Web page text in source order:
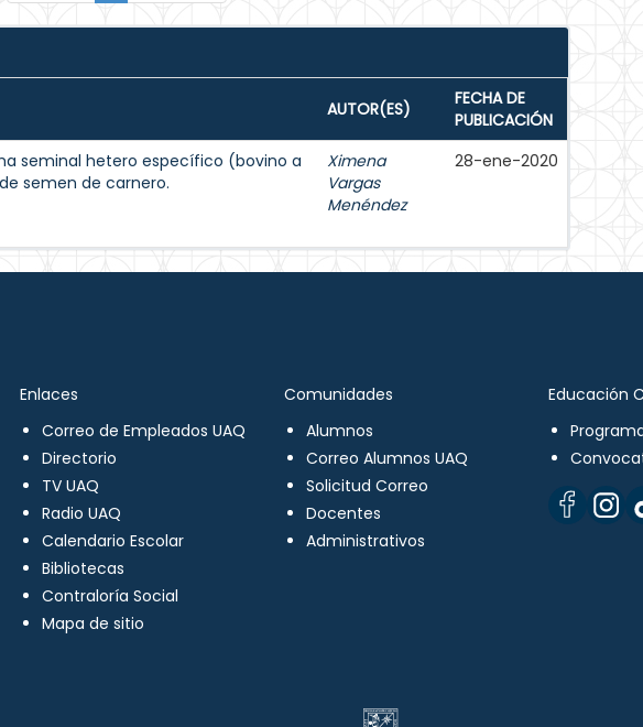
AUTOR(ES)
FECHA DE
PUBLICACIÓN
seminal hetero específico (bovino a
semen de carnero.
Ximena
Vargas
Menéndez
28-ene-2020
Enlaces
Correo de Empleados UAQ
Directorio
TV UAQ
Radio UAQ
Calendario Escolar
Bibliotecas
Contraloría Social
Mapa de sitio
Comunidades
Alumnos
Correo Alumnos UAQ
Solicitud Correo
Docentes
Administrativos
Educación